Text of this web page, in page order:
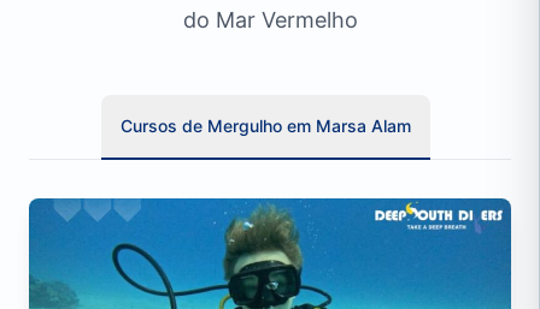
do Mar Vermelho
Cursos de Mergulho em Marsa Alam